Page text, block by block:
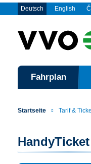
Deutsch English
Fahrplan
Startseite Tarif &